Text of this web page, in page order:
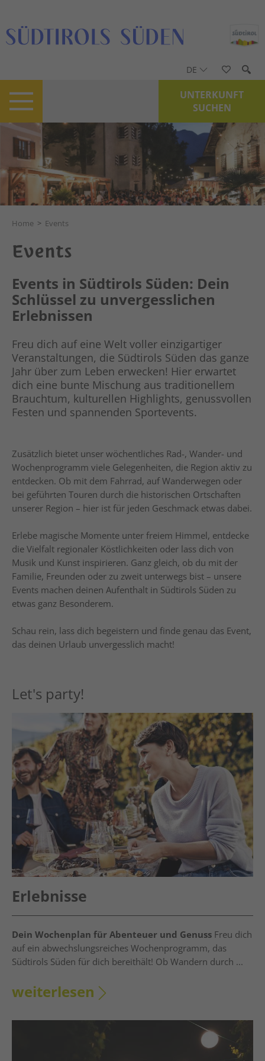
DE
UNTERKUNFT
SUCHEN
Home > Events
Events
Events in Südtirols Süden: Dein
Schlüssel zu unvergesslichen
Erlebnissen
Freu dich auf eine Welt voller einzigartiger
Veranstaltungen, die Südtirols Süden das ganze
Jahr über zum Leben erwecken! Hier erwartet
dich eine bunte Mischung aus traditionellem
Brauchtum, kulturellen Highlights, genussvollen
Festen und spannenden Sportevents.
Zusätzlich bietet unser wöchentliches Rad-, Wander- und
Wochenprogramm viele Gelegenheiten, die Region aktiv zu
entdecken. Ob mit dem Fahrrad, auf Wanderwegen oder
bei geführten Touren durch die historischen Ortschaften
unserer Region – hier ist für jeden Geschmack etwas dabei.
Erlebe magische Momente unter freiem Himmel, entdecke
die Vielfalt regionaler Köstlichkeiten oder lass dich von
Musik und Kunst inspirieren. Ganz gleich, ob du mit der
Familie, Freunden oder zu zweit unterwegs bist – unsere
Events machen deinen Aufenthalt in Südtirols Süden zu
etwas ganz Besonderem.
Schau rein, lass dich begeistern und finde genau das Event,
das deinen Urlaub unvergesslich macht!
Let's party!
Erlebnisse
Dein Wochenplan für Abenteuer und Genuss Freu dich
auf ein abwechslungsreiches Wochenprogramm, das
Südtirols Süden für dich bereithält! Ob Wandern durch ...
weiterlesen